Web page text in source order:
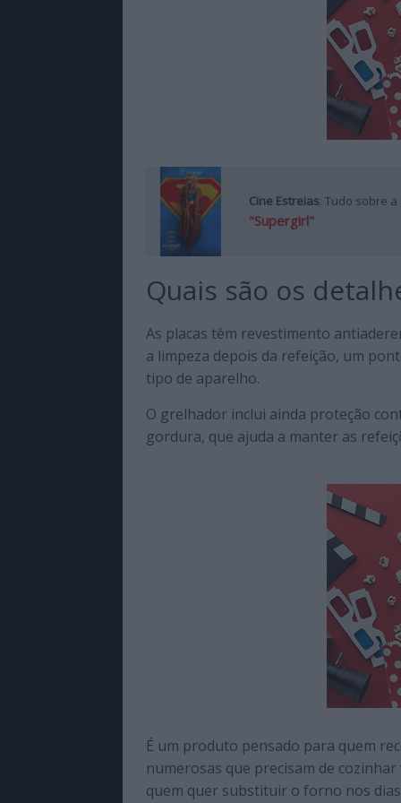
Cine Estreias: Tudo sobre
"Supergirl"
Quais são os
As placas têm revestimento
a limpeza depois da refeição, um
tipo de aparelho.
O grelhador inclui ainda proteção
gordura, que ajuda a manter as
É um produto pensado para quem
numerosas que precisam de
quem quer substituir o forno nos